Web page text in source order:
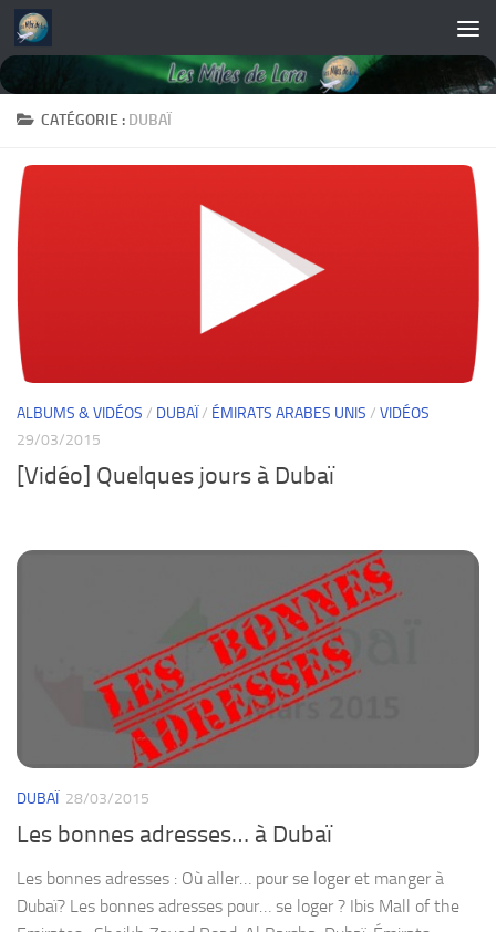
Skip to content
CATÉGORIE : DUBAÏ
ALBUMS & VIDÉOS / DUBAÏ/ ÉMIRATS ARABES UNIS / VIDÉOS
29/03/2015
[Vidéo] Quelques jours à Dubaï
DUBAÏ 28/03/2015
Les bonnes adresses… à Dubaï
Les bonnes adresses : Où aller… pour se loger et manger à
Dubaï? Les bonnes adresses pour… se loger ? Ibis Mall of the